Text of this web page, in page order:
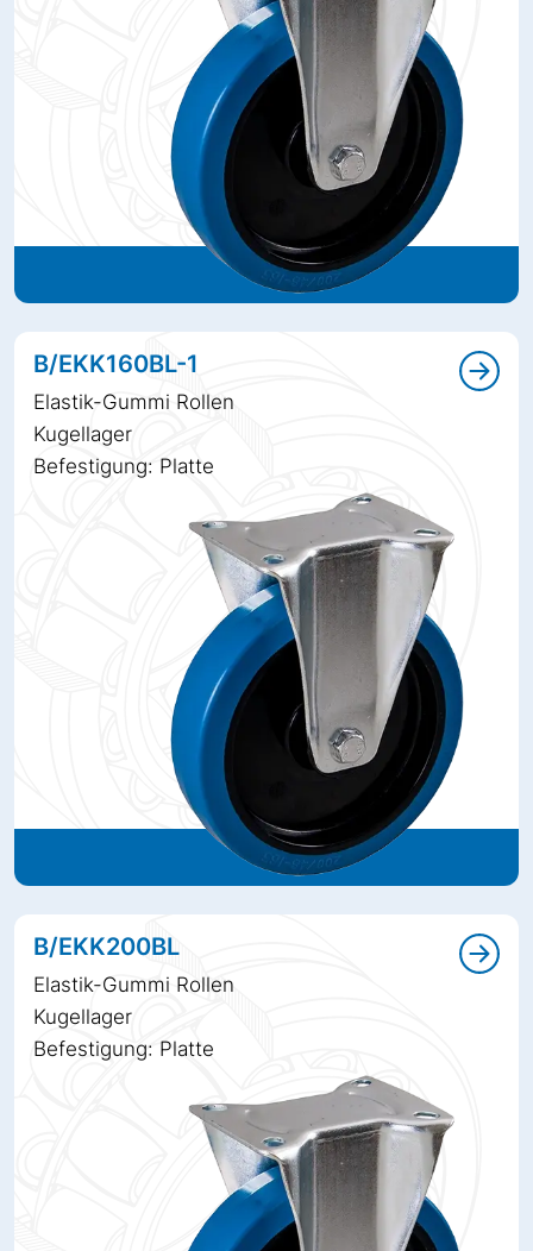
B/EKK160BL-1
Elastik-Gummi Rollen
Kugellager
Befestigung: Platte
B/EKK200BL
Elastik-Gummi Rollen
Kugellager
Befestigung: Platte